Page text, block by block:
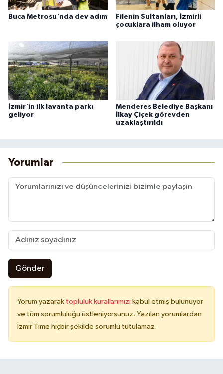
Buca Metrosu'nda dev adım
Filenin Sultanları, İzmirli
çocuklara ilham oluyor
İzmir'in ilk lavanta parkı
geliyor
Menderes Belediye Başkanı
İlkay Çiçek görevden
uzaklaştırıldı
Yorumlar
Gönder
Yorum yazarak topluluk kurallarımızı kabul etmiş bulunuyor
ve tüm sorumluluğu üstleniyorsunuz. Yazılan yorumlardan
İzmir Time hiçbir şekilde sorumlu tutulamaz.